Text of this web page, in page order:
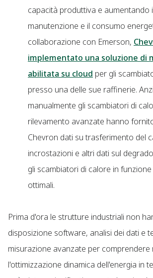
capacità produttiva e aumentando
manutenzione e il consumo
collaborazione con Emerson,
implementato una soluzione di
abilitata su cloud per gli
presso una delle sue raffinerie.
manualmente gli scambiatori di
rilevamento avanzate hanno
Chevron dati su trasferimento del
incrostazioni e altri dati sul
gli scambiatori di calore in
ottimali.
Prima d'ora le strutture industriali non
disposizione software, analisi dei dati e
misurazione avanzate per comprendere
l'ottimizzazione dinamica dell'energia in